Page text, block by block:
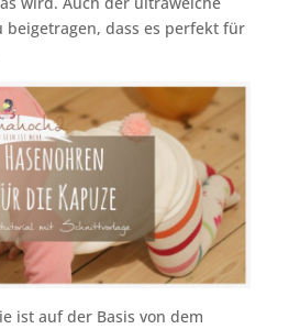
beigetragen, dass es perfekt für
ist auf der Basis von dem